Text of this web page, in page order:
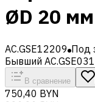
ØD 20 мм
AC.GSE12209 Под
Бывший
В сравнение
750,40 BYN